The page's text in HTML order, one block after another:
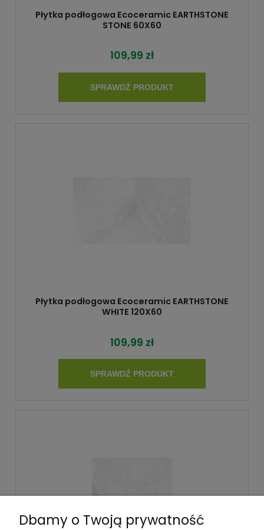
Płytka podłogowa Ecoceramic EARTHSTONE
STONE 60X60
109,99 zł
SPRAWDŹ PRODUKT
Płytka podłogowa Ecoceramic EARTHSTONE
WHITE 120X60
109,99 zł
SPRAWDŹ PRODUKT
Dbamy o Twoją prywatność